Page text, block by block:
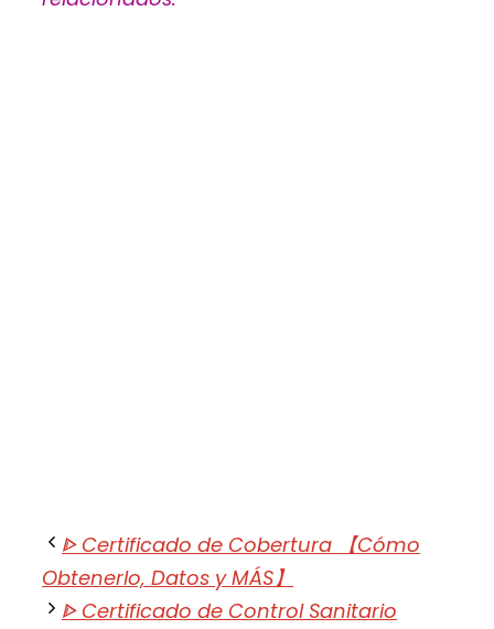
ᐈ Certificado de Cobertura 【Cómo
Obtenerlo, Datos y MÁS】
ᐈ Certificado de Control Sanitario